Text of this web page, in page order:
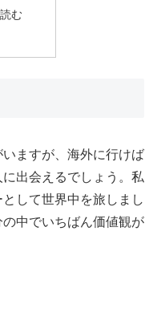
む
ますが、海外に行けば
出会えるでしょう。私
して世界中を旅しまし
中でいちばん価値観が